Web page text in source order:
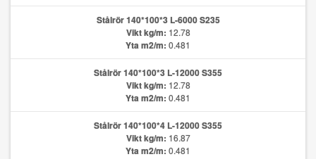
Stålrör 140*100*3 L-6000 S235
Vikt kg/m: 12.78
Yta m2/m: 0.481
Stålrör 140*100*3 L-12000 S355
Vikt kg/m: 12.78
Yta m2/m: 0.481
Stålrör 140*100*4 L-12000 S355
Vikt kg/m: 16.87
Yta m2/m: 0.481